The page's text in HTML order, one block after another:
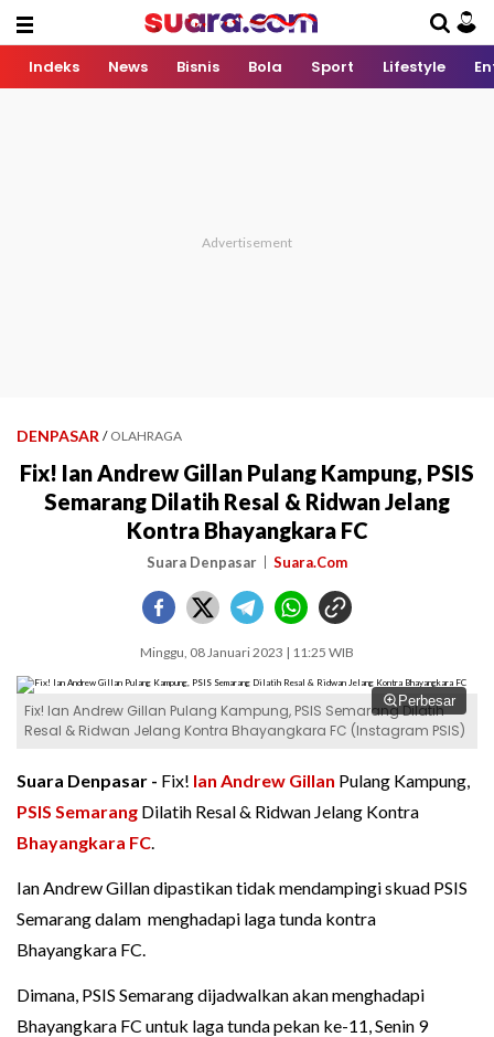
Indeks News Bisnis Bola Sport Lifestyle
DENPASAR / OLAHRAGA
Fix! Ian Andrew Gillan Pulang Kampung, PSIS
Semarang Dilatih Resal & Ridwan Jelang
Kontra Bhayangkara FC
Suara Denpasar Suara.Com
Minggu, 08 Januari 2023 | 11:25 WIB
Perbesar
Fix! Ian Andrew Gillan Pulang Kampung, PSIS Semarang Dilatih
Resal & Ridwan Jelang Kontra Bhayangkara FC (Instagram PSIS)
Suara Denpasar - Fix! Ian Andrew Gillan Pulang Kampung,
PSIS Semarang Dilatih Resal & Ridwan Jelang Kontra
Bhayangkara FC.
Ian Andrew Gillan dipastikan tidak mendampingi skuad PSIS
Semarang dalam menghadapi laga tunda kontra
Bhayangkara FC.
Dimana, PSIS Semarang dijadwalkan akan menghadapi
Bhayangkara FC untuk laga tunda pekan ke-11, Senin 9